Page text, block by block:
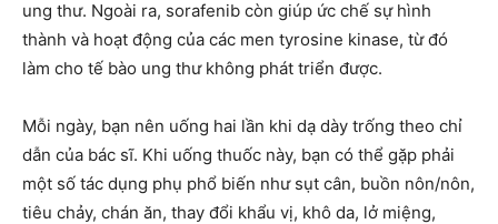
ung thư. Ngoài ra, sorafenib còn giúp ức chế sự hình
thành và hoạt động của các men tyrosine kinase, từ đó
làm cho tế bào ung thư không phát triển được.
Mỗi ngày, bạn nên uống hai lần khi dạ dày trống theo chỉ
dẫn của bác sĩ. Khi uống thuốc này, bạn có thể gặp phải
một số tác dụng phụ phổ biến như sụt cân, buồn nôn/nôn,
tiêu chảy, chán ăn, thay đổi khẩu vị, khô da, lở miệng,